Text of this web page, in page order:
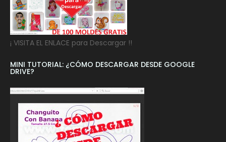
¡ VISITA EL ENLACE para Descargar !!
MINI TUTORIAL: ¿CÓMO DESCARGAR DESDE GOOGLE
DRIVE?